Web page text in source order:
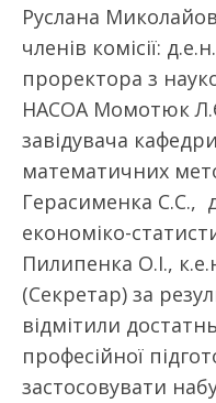
Руслана
членів комісії:
проректора з
НАСОА Момотюк
завідувача
математичних
Герасименка С.С.,
економіко-
Пилипенка О.І.,
(Секретар) за
відмітили
професійної
застосовувати